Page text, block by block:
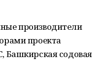
производители
проекта
Башкирская содовая